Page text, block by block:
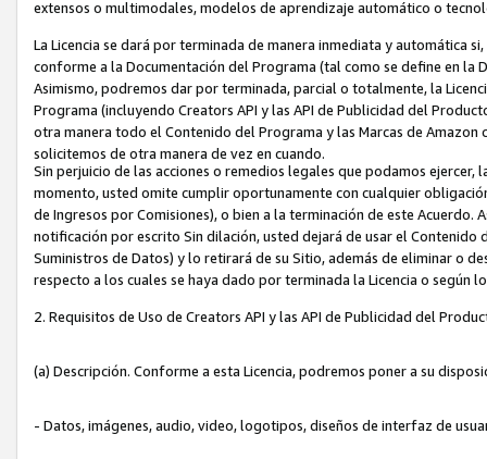
extensos o multimodales, modelos de aprendizaje automático o
La Licencia se dará por terminada de manera inmediata y automática
conforme a la Documentación del Programa (tal como se define en la
Asimismo, podremos dar por terminada, parcial o totalmente, la
Programa (incluyendo Creators API y las API de Publicidad del
otra manera todo el Contenido del Programa y las Marcas de
solicitemos de otra manera de vez en cuando.
Sin perjuicio de las acciones o remedios legales que podamos
momento, usted omite cumplir oportunamente con cualquier
de Ingresos por Comisiones), o bien a la terminación de este
notificación por escrito Sin dilación, usted dejará de usar el
Suministros de Datos) y lo retirará de su Sitio, además de eliminar o
respecto a los cuales se haya dado por terminada la Licencia o según
2. Requisitos de Uso de Creators API y las API de Publicidad del
(a) Descripción. Conforme a esta Licencia, podremos poner a su
- Datos, imágenes, audio, video, logotipos, diseños de interfaz de